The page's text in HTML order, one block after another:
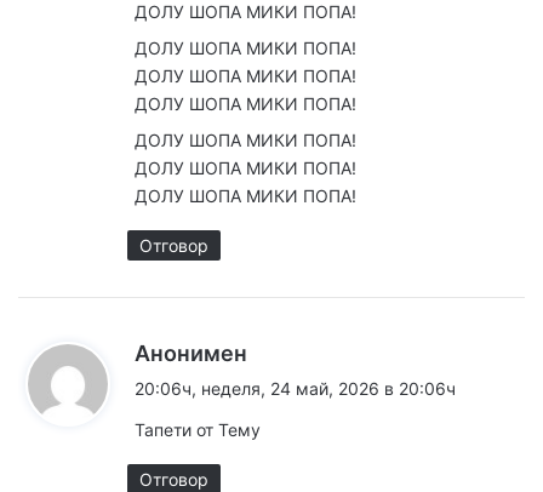
ДОЛУ ШОПА МИКИ ПОПА!
ДОЛУ ШОПА МИКИ ПОПА!
ДОЛУ ШОПА МИКИ ПОПА!
ДОЛУ ШОПА МИКИ ПОПА!
ДОЛУ ШОПА МИКИ ПОПА!
ДОЛУ ШОПА МИКИ ПОПА!
ДОЛУ ШОПА МИКИ ПОПА!
Отговор
Анонимен
а
20:06ч, неделя, 24 май, 2026 в 20:06ч
Тапети от Тему
Отговор